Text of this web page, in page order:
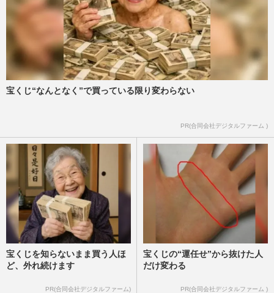
宝くじ“なんとなく”で買っている限り変わらない
PR(合同会社デジタルファーム )
宝くじを知らないまま買う人ほ
ど、外れ続けます
PR(合同会社デジタルファーム)
宝くじの“運任せ”から抜けた人
だけ変わる
PR(合同会社デジタルファーム )